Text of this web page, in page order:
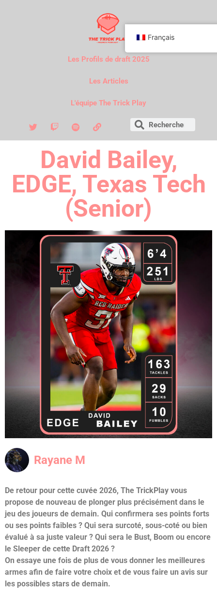
Les Profils de draft 2025
Les Articles
L'équipe The Trick Play
David Bailey,
EDGE, Texas Tech
(Senior)
Rayane M
De retour pour cette cuvée 2026, The TrickPlay vous
propose de nouveau de plonger plus précisément dans le
jeu des joueurs de demain. Qui confirmera ses points forts
ou ses points faibles ? Qui sera surcoté, sous-coté ou bien
évalué à sa juste valeur ? Qui sera le Bust, Boom ou encore
le Sleeper de cette Draft 2026 ?
On essaye une fois de plus de vous donner les meilleures
armes afin de faire votre choix et de vous faire un avis sur
les possibles stars de demain.
Français